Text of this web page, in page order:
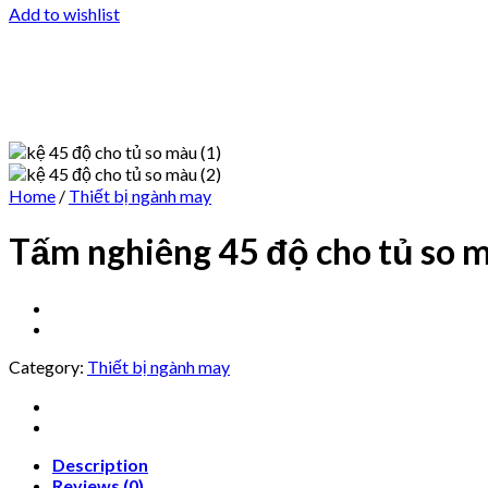
Add to wishlist
Home / Thiết bị ngành may
Tấm nghiêng 45 độ cho tủ so
Category: Thiết bị ngành may
Description